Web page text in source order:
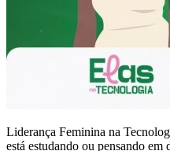
Liderança Feminina na
está estudando ou pensando em